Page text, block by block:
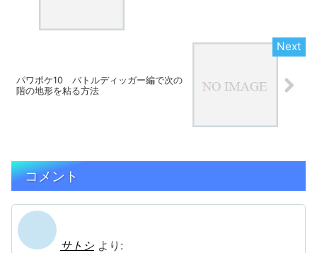
パワポケ10 バトルディッガー編で次の
階の地形を粘る方法
コメント
サトシ より: